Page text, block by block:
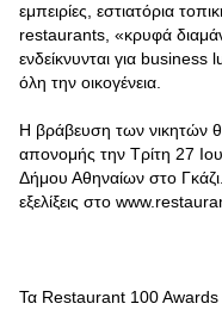
εμπειρίες, εστιατόρια
restaurants, «κρυφά
ενδείκνυνται για
όλη την οικογένεια.
Η βράβευση των νικητών
απονομής την Τρίτη 27
Δήμου Αθηναίων στο
εξελίξεις στο
Τα Restaurant 100 Awards